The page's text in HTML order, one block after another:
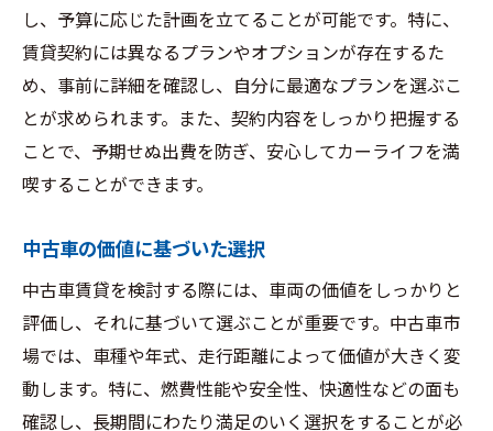
し、予算に応じた計画を立てることが可能です。特に、
賃貸契約には異なるプランやオプションが存在するた
め、事前に詳細を確認し、自分に最適なプランを選ぶこ
とが求められます。また、契約内容をしっかり把握する
ことで、予期せぬ出費を防ぎ、安心してカーライフを満
喫することができます。
中古車の価値に基づいた選択
中古車賃貸を検討する際には、車両の価値をしっかりと
評価し、それに基づいて選ぶことが重要です。中古車市
場では、車種や年式、走行距離によって価値が大きく変
動します。特に、燃費性能や安全性、快適性などの面も
確認し、長期間にわたり満足のいく選択をすることが必